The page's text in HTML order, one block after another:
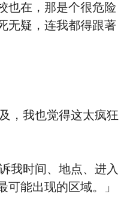
也在，那是个很危险
无疑，连我都得跟著
，我也觉得这太疯狂
我时间、地点、进入
能出现的区域。」